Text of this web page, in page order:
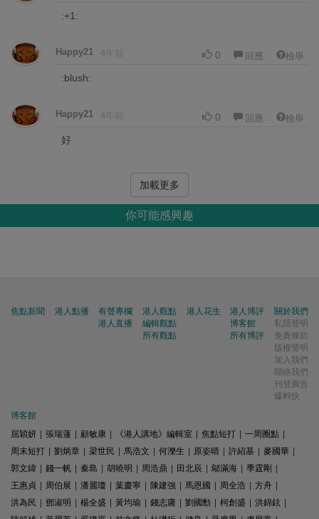
:+1:
Happy21 4年前 0 回應 檢舉
:blush:
Happy21 4年前 0 回應 檢舉
好
加載更多
你可能感興趣
焦點新聞 港人點播
有聲專欄
港人直播
港人觀點
編輯觀點
所有觀點
港人花生
港人博評
博客館
所有博評
關於我們
私隱聲明
免責條款
版權聲明
加入我們
聯絡我們
刊登廣告
爆料快
博客館
屈穎妍
張瑞蓮 顧敏康 《港人講地》編輯室 焦點短打 一周圈點
周末短打
劉炳章 梁世民 馬浩文 何濼生 原姿晴 許紹基 麥國華
郭文緯
錢一帆 秦島 胡曉明 周浩鼎 田北辰 鄔滿海 季霆剛
王惠貞
周伯展 潘麗瓊 葉慶寧 陳建強 馬恩國 周全浩 方舟
洪為民
鄧淑明 楊全盛 黃均瑜 錢志庸 劉國勳 柯創盛 洪錦鉉